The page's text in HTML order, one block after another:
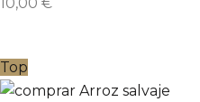
Top